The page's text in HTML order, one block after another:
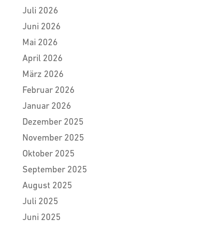
Juli 2026
Juni 2026
Mai 2026
April 2026
März 2026
Februar 2026
Januar 2026
Dezember 2025
November 2025
Oktober 2025
September 2025
August 2025
Juli 2025
Juni 2025